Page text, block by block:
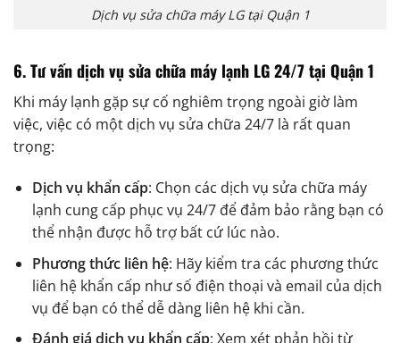
Dịch vụ sửa chữa máy LG tại Quận 1
6.Tư vấn dịch vụ sửa chữa máy lạnh LG 24/7 tại Quận 1
Khi máy lạnh gặp sự cố nghiêm trọng ngoài giờ làm
việc, việc có một dịch vụ sửa chữa 24/7 là rất quan
trọng:
Dịch vụ khẩn cấp: Chọn các dịch vụ sửa chữa máy
lạnh cung cấp phục vụ 24/7 để đảm bảo rằng bạn có
thể nhận được hỗ trợ bất cứ lúc nào.
Phương thức liên hệ: Hãy kiểm tra các phương thức
liên hệ khẩn cấp như số điện thoại và email của dịch
vụ để bạn có thể dễ dàng liên hệ khi cần.
Đánh giá dịch vụ khẩn cấp: Xem xét phản hồi từ